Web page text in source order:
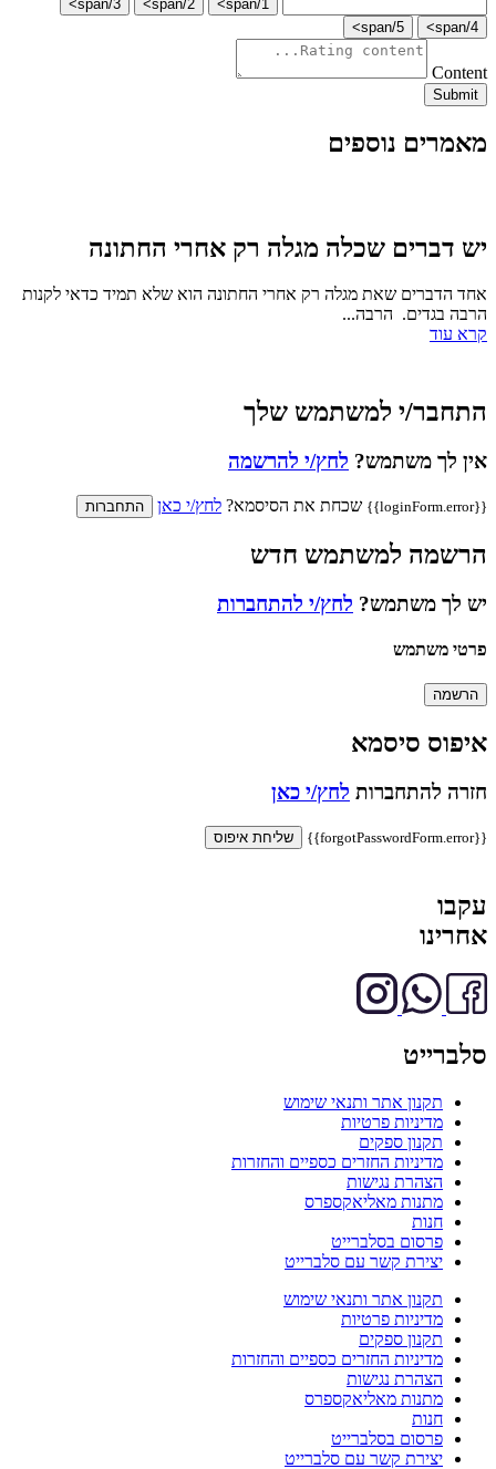
2/span>
3/span>
4/span>
5/span>
Content
Submit
מאמרים נוספים
יש דברים שכלה מגלה רק אחרי החתונה
אחד הדברים שאת מגלה רק אחרי החתונה הוא שלא תמיד כדאי לקנות
הרבה בגדים. הרבה...
קרא עוד
התחבר/י למשתמש שלך
אין לך משתמש? לחץ/י להרשמה
{{loginForm.error}} שכחת את הסיסמא? לחץ/י כאן התחברות
הרשמה למשתמש חדש
יש לך משתמש? לחץ/י להתחברות
פרטי משתמש
הרשמה
איפוס סיסמא
חזרה להתחברות לחץ/י כאן
{{forgotPasswordForm.error}} שליחת איפוס
עקבו
אחרינו
סלברייט
תקנון אתר ותנאי שימוש
מדיניות פרטיות
תקנון ספקים
מדיניות החזרים כספיים והחזרות
הצהרת נגישות
מתנות מאליאקספרס
חנות
פרסום בסלברייט
יצירת קשר עם סלברייט
תקנון אתר ותנאי שימוש
מדיניות פרטיות
תקנון ספקים
מדיניות החזרים כספיים והחזרות
הצהרת נגישות
מתנות מאליאקספרס
חנות
פרסום בסלברייט
יצירת קשר עם סלברייט